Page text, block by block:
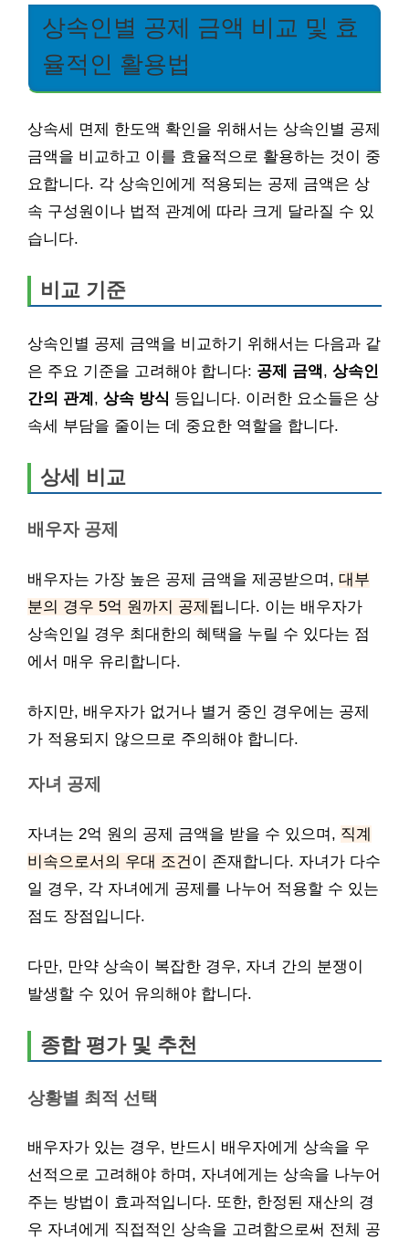
상속인별 공제 금액 비교 및 효
율적인 활용법
상속세 면제 한도액 확인을 위해서는 상속인별 공제
금액을 비교하고 이를 효율적으로 활용하는 것이 중
요합니다. 각 상속인에게 적용되는 공제 금액은 상
속 구성원이나 법적 관계에 따라 크게 달라질 수 있
습니다.
비교 기준
상속인별 공제 금액을 비교하기 위해서는 다음과 같
은 주요 기준을 고려해야 합니다: 공제 금액, 상속인
간의 관계 , 상속 방식 등입니다. 이러한 요소들은 상
속세 부담을 줄이는 데 중요한 역할을 합니다.
상세 비교
배우자 공제
배우자는 가장 높은 공제 금액을 제공받으며, 대부
분의 경우 5억 원까지 공제 됩니다. 이는 배우자가
상속인일 경우 최대한의 혜택을 누릴 수 있다는 점
에서 매우 유리합니다.
하지만, 배우자가 없거나 별거 중인 경우에는 공제
가 적용되지 않으므로 주의해야 합니다.
자녀 공제
자녀는 2억 원의 공제 금액을 받을 수 있으며, 직계
비속으로서의 우대 조건 이 존재합니다. 자녀가 다수
일 경우, 각 자녀에게 공제를 나누어 적용할 수 있는
점도 장점입니다.
다만, 만약 상속이 복잡한 경우, 자녀 간의 분쟁이
발생할 수 있어 유의해야 합니다.
종합 평가 및 추천
상황별 최적 선택
배우자가 있는 경우, 반드시 배우자에게 상속을 우
선적으로 고려해야 하며, 자녀에게는 상속을 나누어
주는 방법이 효과적입니다. 또한, 한정된 재산의 경
우 자녀에게 직접적인 상속을 고려함으로써 전체 공